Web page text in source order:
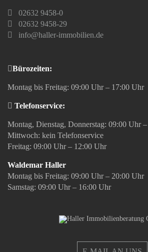
02632 9458-0
02632 9458-29
info@haller-immobilien.de
Bürozeiten:
Montag bis Freitag: 09:00 Uhr – 17:00 Uhr
Telefonservice:
Montag, Dienstag, Donnerstag: 09:00 Uhr
Mittwoch: kein Telefonservice
Freitag: 09:00 Uhr – 12:00 Uhr
Waldemar Haller
Montag bis Freitag: 09:00 Uhr – 20:00 Uhr
Samstag: 09:00 Uhr – 16:00 Uhr